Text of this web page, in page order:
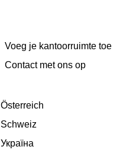
Voeg je kantoorruimte toe
Сontact met ons op
Österreich
Schweiz
Україна